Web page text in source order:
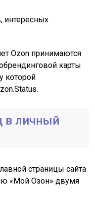
интересных
Ozon принимаются
карты
которой
в личный
страницы сайта
«Мой Озон» двумя